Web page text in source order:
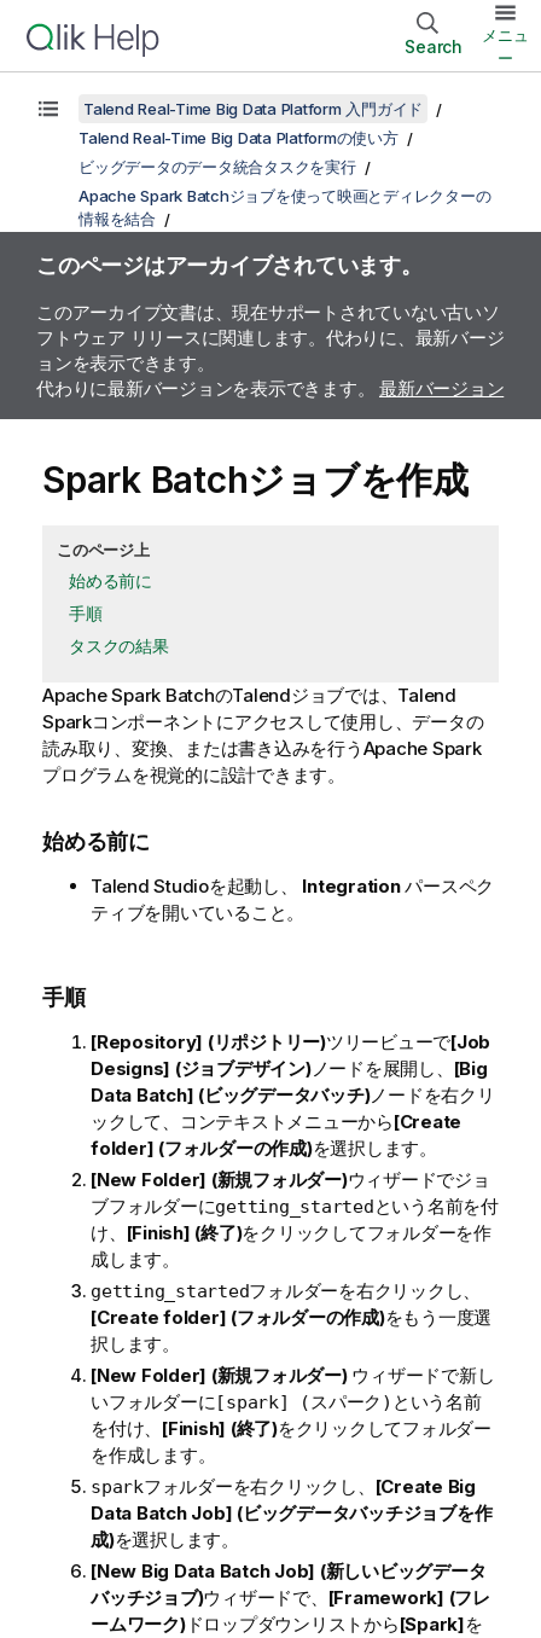
Search
メニュ
ー
Talend Real-Time Big Data Platform 入門ガイド
Talend Real-Time Big Data Platformの使い方
ビッグデータのデータ統合タスクを実行
Apache Spark Batchジョブを使って映画とディレクターの
情報を結合
このページはアーカイブされています。
このアーカイブ文書は、現在サポートされていない古いソ
フトウェア リリースに関連します。代わりに、最新バージ
ョンを表示できます。
代わりに最新バージョンを表示できます。 最新バージョン
Spark Batchジョブを作成
このページ上
始める前に
手順
タスクの結果
Apache Spark BatchのTalendジョブでは、 Talend
Sparkコンポーネントにアクセスして使用し、データの
読み取り、変換、または書き込みを行うApache Spark
プログラムを視覚的に設計できます。
始める前に
Talend Studioを起動し、 Integrationパースペク
ティブを開いていること。
手順
[Repository] (リポジトリー)ツリービューで[Job
Designs] (ジョブデザイン)ノードを展開し、 [Big
Data Batch] (ビッグデータバッチ)ノードを右クリ
ックして、コンテキストメニューから[Create
folder] (フォルダーの作成)を選択します。
[New Folder] (新規フォルダー)ウィザードでジョ
ブフォルダーにgetting_startedという名前を付
け、 [Finish] (終了)をクリックしてフォルダーを作
成します。
getting_startedフォルダーを右クリックし、
[Create folder] (フォルダーの作成)をもう一度選
択します。
[New Folder] (新規フォルダー)ウィザードで新し
いフォルダーに[spark] (スパーク) という名前
を付け、 [Finish] (終了)をクリックしてフォルダー
を作成します。
sparkフォルダーを右クリックし、 [Create Big
Data Batch Job] (ビッグデータバッチジョブを作
成)を選択します。
[New Big Data Batch Job] (新しいビッグデータ
バッチジョブ)ウィザードで、 [Framework] (フレ
ームワーク)ドロップダウンリストから[Spark]を